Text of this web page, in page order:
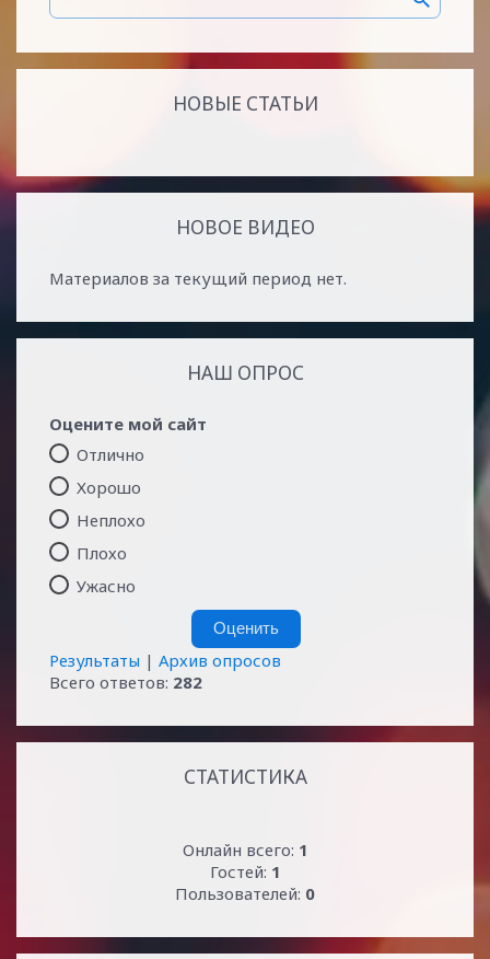
НОВЫЕ СТАТЬИ
НОВОЕ ВИДЕО
Материалов за текущий период нет.
НАШ ОПРОС
Оцените мой сайт
Отлично
Хорошо
Неплохо
Плохо
Ужасно
Результаты | Архив опросов
Всего ответов: 282
СТАТИСТИКА
Онлайн всего: 1
Гостей: 1
Пользователей: 0